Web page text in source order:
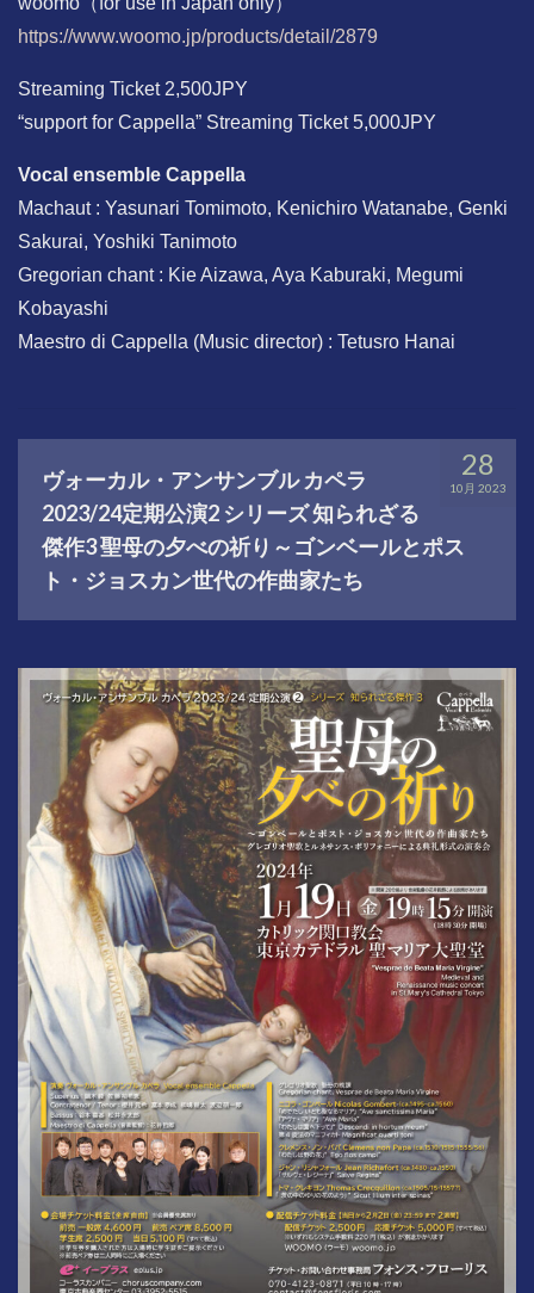
https://www.woomo.jp/products/detail/2879
Streaming Ticket 2,500JPY
“support for Cappella” Streaming Ticket 5,000JPY
Vocal ensemble Cappella
Machaut : Yasunari Tomimoto, Kenichiro Watanabe, Genki
Sakurai, Yoshiki Tanimoto
Gregorian chant : Kie Aizawa, Aya Kaburaki, Megumi
Kobayashi
Maestro di Cappella (Music director) : Tetusro Hanai
28
10月 2023
ヴォーカル・アンサンブル カペラ
2023/24定期公演2 シリーズ 知られざる
傑作3 聖母の夕べの祈り～ゴンベールとポス
ト・ジョスカン世代の作曲家たち